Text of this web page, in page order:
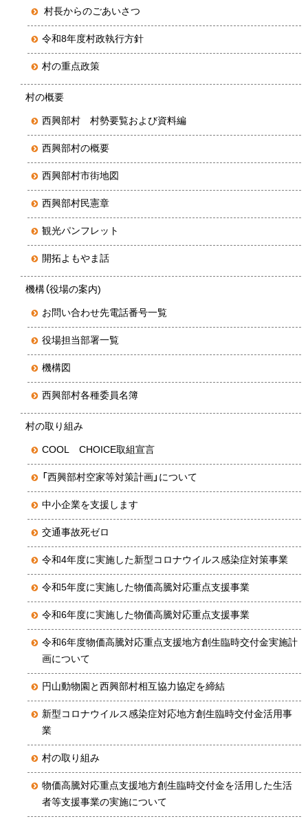
村長からのごあいさつ
令和8年度村政執行方針
村の重点政策
村の概要
西興部村 村勢要覧および資料編
西興部村の概要
西興部村市街地図
西興部村民憲章
観光パンフレット
開拓よもやま話
機構（役場の案内)
お問い合わせ先電話番号一覧
役場担当部署一覧
機構図
西興部村各種委員名簿
村の取り組み
COOL CHOICE取組宣言
「西興部村空家等対策計画」について
中小企業を支援します
交通事故死ゼロ
令和4年度に実施した新型コロナウイルス感染症対策事業
令和5年度に実施した物価高騰対応重点支援事業
令和6年度に実施した物価高騰対応重点支援事業
令和6年度物価高騰対応重点支援地方創生臨時交付金実施計
画について
円山動物園と西興部村相互協力協定を締結
新型コロナウイルス感染症対応地方創生臨時交付金活用事
業
村の取り組み
物価高騰対応重点支援地方創生臨時交付金を活用した生活
者等支援事業の実施について